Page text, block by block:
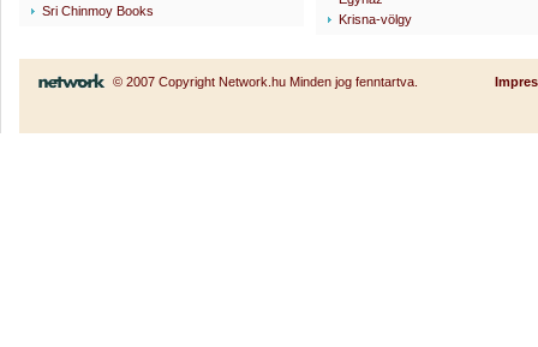
Sri Chinmoy Books
Krisna-völgy
© 2007 Copyright Network.hu Minden jog fenntartva.